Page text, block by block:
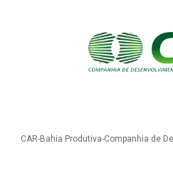
CAR-Bahia Produtiva-Companhia de